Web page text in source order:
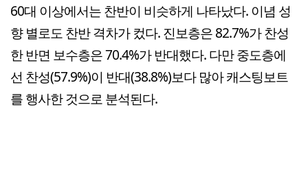
60대 이상에서는 찬반이 비슷하게 나타났다. 이념 성
향 별로도 찬반 격차가 컸다. 진보층은 82.7%가 찬성
한 반면 보수층은 70.4%가 반대했다. 다만 중도층에
선 찬성(57.9%)이 반대(38.8%)보다 많아 캐스팅보트
를 행사한 것으로 분석된다.